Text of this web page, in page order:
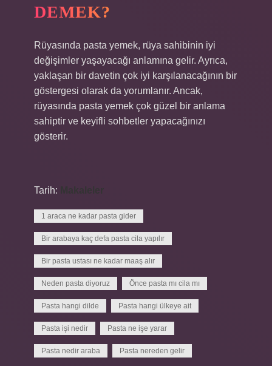
DEMEK?
Rüyasında pasta yemek, rüya sahibinin iyi
değişimler yaşayacağı anlamına gelir. Ayrıca,
yaklaşan bir davetin çok iyi karşılanacağının bir
göstergesi olarak da yorumlanır. Ancak,
rüyasında pasta yemek çok güzel bir anlama
sahiptir ve keyifli sohbetler yapacağınızı
gösterir.
Tarih:
1 araca ne kadar pasta gider
Bir arabaya kaç defa pasta cila yapılır
Bir pasta ustası ne kadar maaş alır
Neden pasta diyoruz Önce pasta mı cila mı
Pasta hangi dilde Pasta hangi ülkeye ait
Pasta işi nedir Pasta ne işe yarar
Pasta nedir araba Pasta nereden gelir